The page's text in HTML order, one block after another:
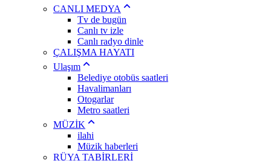
CANLI MEDYA
Tv de bugün
Canlı tv izle
Canlı radyo dinle
ÇALIŞMA HAYATI
Ulaşım
Belediye otobüs saatleri
Havalimanları
Otogarlar
Metro saatleri
MÜZİK
ilahi
Müzik haberleri
RÜYA TABİRLERİ